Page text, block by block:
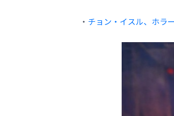
・ チョン・イスル、ホラ